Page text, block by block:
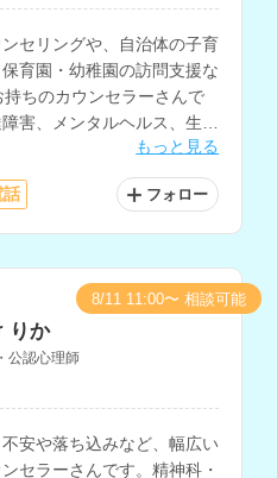
セリングや、自治体の子育
育園・幼稚園の訪問支援な
ちのカウンセラーさんで
害、メンタルヘルス、生き
もっと見る
話 フォロー
りか
公認心理師
安や落ち込みなど、幅広い
セラーさんです。精神科・
8/11 11:00〜 相談可能